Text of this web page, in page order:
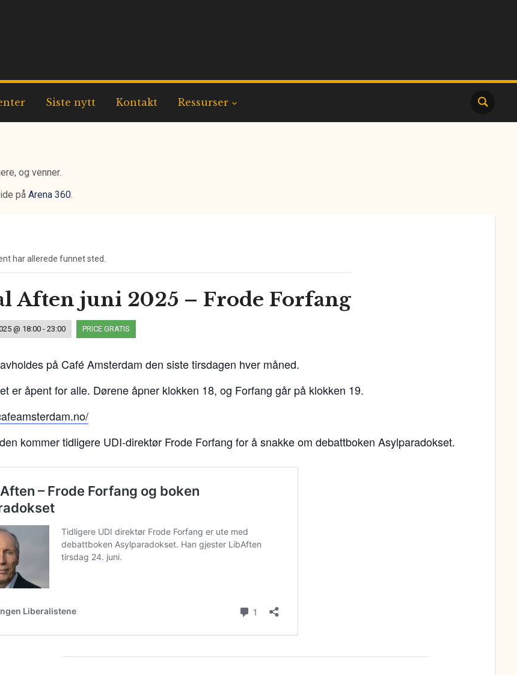
Siste nytt Kontakt Ressurser
og venner.
på Arena 360.
har allerede funnet sted.
Aften juni 2025 – Frode Forfang
@ 18:00- 23:00 PRICE GRATIS
på Café Amsterdam den siste tirsdagen hver måned.
er åpent for alle. Dørene åpner klokken 18, og Forfang går på klokken 19.
kommer tidligere UDI-direktør Frode Forfang for å snakke om debattboken Asylparadokset.